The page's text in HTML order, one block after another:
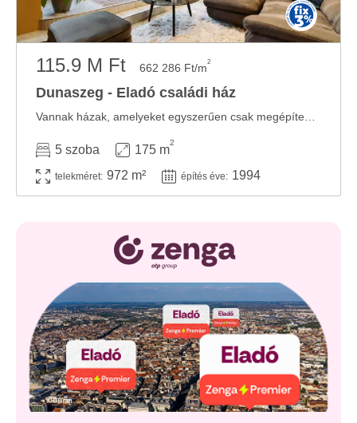
115.9 M Ft 662 286 Ft/m2
Dunaszeg - Eladó családi ház
5 szoba 175 m
2
telekméret: 972 m² építés éve: 1994